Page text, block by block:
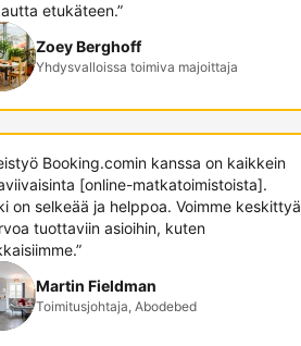
etukäteen.”
Zoey Berghoff
Yhdysvalloissa toimiva majoittaja
Booking.comin kanssa on kaikkein
[online-matkatoimistoista].
on selkeää ja helppoa. Voimme keskittyä
tuottaviin asioihin, kuten
Martin Fieldman
Toimitusjohtaja, Abodebed